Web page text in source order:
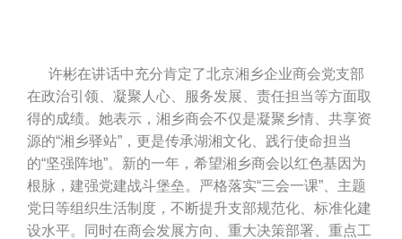
许彬在讲话中充分肯定了北京湘乡企业商会党支部
在政治引领、凝聚人心、服务发展、责任担当等方面取
得的成绩。她表示，湘乡商会不仅是凝聚乡情、共享资
源的“湘乡驿站”，更是传承湖湘文化、践行使命担当
的“坚强阵地”。新的一年，希望湘乡商会以红色基因为
根脉，建强党建战斗堡垒。严格落实“三会一课”、主题
党日等组织生活制度，不断提升支部规范化、标准化建
设水平。同时在商会发展方向、重大决策部署、重点工